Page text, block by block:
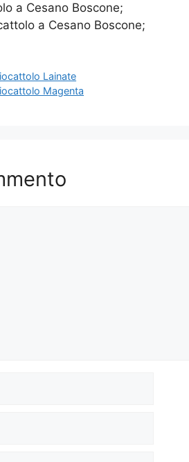
a Cesano Boscone;
a Cesano Boscone;
Lainate
Magenta